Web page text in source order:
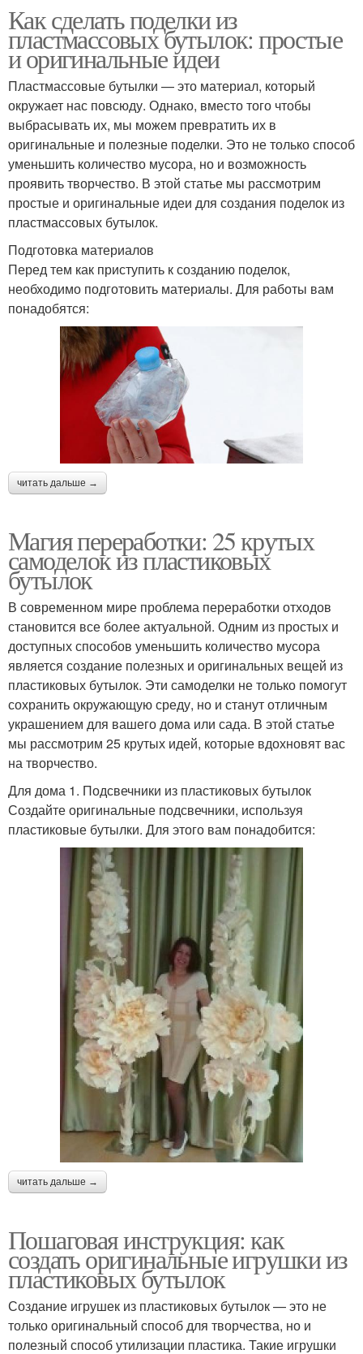
Как сделать поделки из
пластмассовых бутылок: простые
и оригинальные идеи
Пластмассовые бутылки — это материал, который
окружает нас повсюду. Однако, вместо того чтобы
выбрасывать их, мы можем превратить их в
оригинальные и полезные поделки. Это не только способ
уменьшить количество мусора, но и возможность
проявить творчество. В этой статье мы рассмотрим
простые и оригинальные идеи для создания поделок из
пластмассовых бутылок.
Подготовка материалов
Перед тем как приступить к созданию поделок,
необходимо подготовить материалы. Для работы вам
понадобятся:
читать дальше →
Магия переработки: 25 крутых
самоделок из пластиковых
бутылок
В современном мире проблема переработки отходов
становится все более актуальной. Одним из простых и
доступных способов уменьшить количество мусора
является создание полезных и оригинальных вещей из
пластиковых бутылок. Эти самоделки не только помогут
сохранить окружающую среду, но и станут отличным
украшением для вашего дома или сада. В этой статье
мы рассмотрим 25 крутых идей, которые вдохновят вас
на творчество.
Для дома 1. Подсвечники из пластиковых бутылок
Создайте оригинальные подсвечники, используя
пластиковые бутылки. Для этого вам понадобится:
читать дальше →
Пошаговая инструкция: как
создать оригинальные игрушки из
пластиковых бутылок
Создание игрушек из пластиковых бутылок — это не
только оригинальный способ для творчества, но и
полезный способ утилизации пластика. Такие игрушки